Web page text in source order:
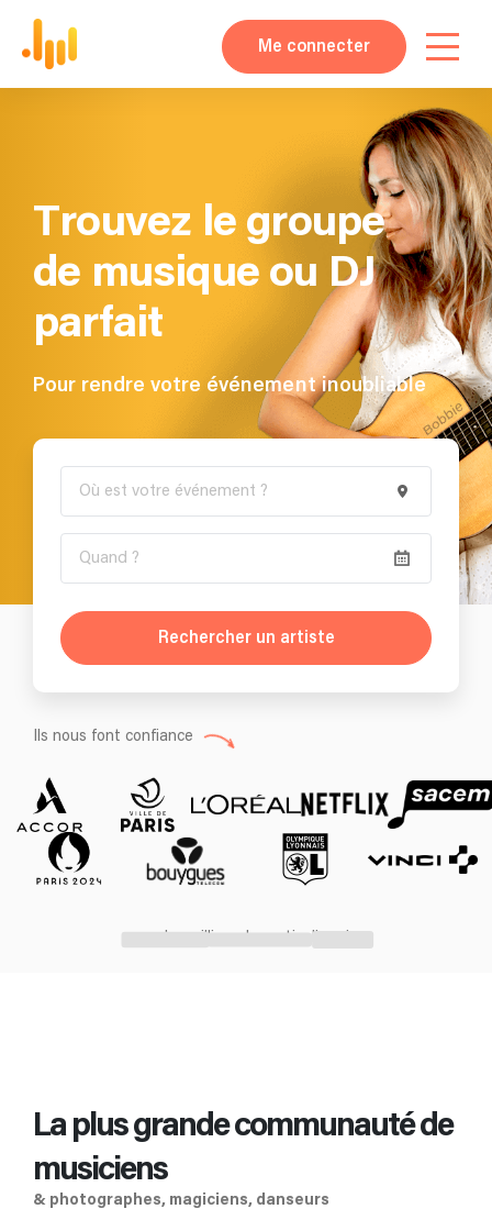
Me connecter
Trouvez le groupe
de musique ou DJ
parfait
Pour rendre votre événement inoubliable
Rechercher un artiste
Ils nous font confiance
+ des milliers de particuliers !
La plus grande communauté de
musiciens
& photographes, magiciens, danseurs